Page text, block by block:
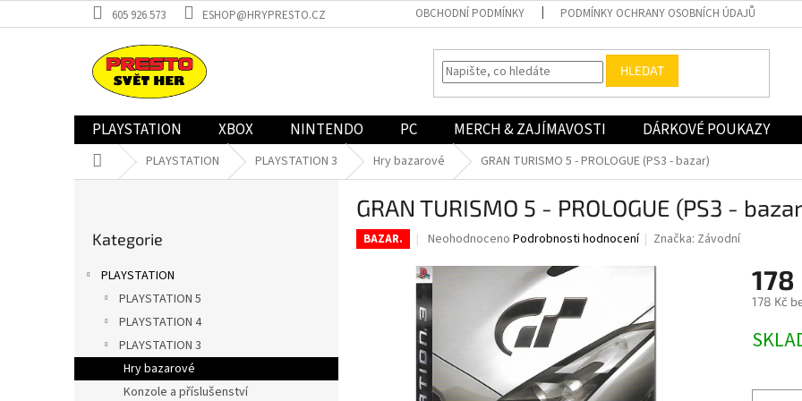
na
605 926 573 ESHOP@HRYPRESTO.CZ OBCHODNÍ PODMÍNKY PODMÍNKY OCHRANY OSOBNÍCH ÚDAJŮ
HLEDAT
PLAYSTATION XBOX NINTENDO PC MERCH & ZAJÍMAVOSTI DÁRKOVÉ POUKAZY
Domů PLAYSTATION PLAYSTATION 3 Hry bazarové GRAN TURISMO 5 - PROLOGUE (PS3 - bazar)
a
kategorie
Kategorie
PLAYSTATION
PLAYSTATION 5
PLAYSTATION 4
PLAYSTATION 3
Hry bazarové
Konzole a příslušenství
GRAN TURISMO 5 - PROLOGUE (PS3 -
BAZAR.
Průměrné
produktu
je
0,0
z
5
hvězdiček.
Neohodnoceno Podrobnosti hodnocení Značka: Závodní
178
178 Kč
cena: